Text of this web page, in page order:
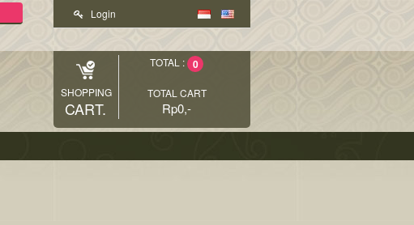
Login
SHOPPING
CART.
TOTAL : 0
TOTAL CART
Rp0,-